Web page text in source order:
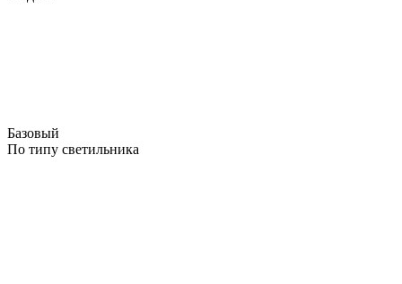
Базовый
По типу светильника